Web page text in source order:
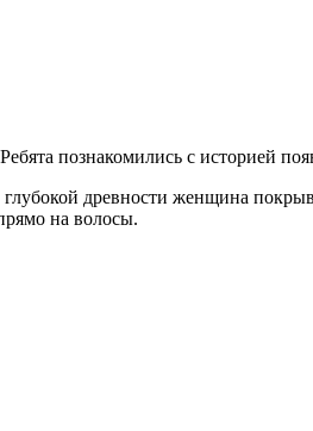
познакомились с историей
древности женщина
на волосы.